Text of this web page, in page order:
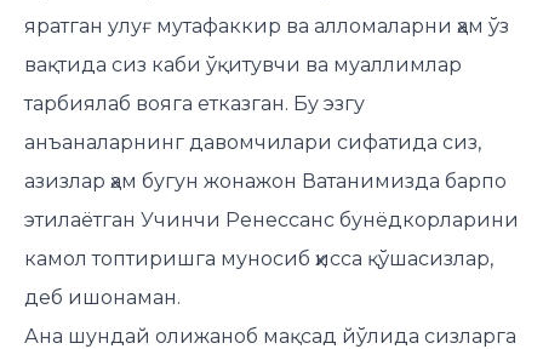
яратган улуғ мутафаккир ва алломаларни ҳам ўз
вақтида сиз каби ўқитувчи ва муаллимлар
тарбиялаб вояга етказган. Бу эзгу
анъаналарнинг давомчилари сифатида сиз,
азизлар ҳам бугун жонажон Ватанимизда барпо
этилаётган Учинчи Ренессанс бунёдкорларини
камол топтиришга муносиб ҳисса қўшасизлар,
деб ишонаман.
Ана шундай олижаноб мақсад йўлида сизларга